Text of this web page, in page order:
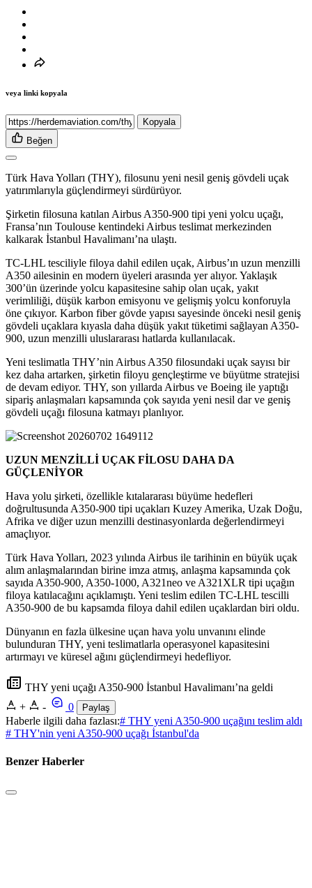
veya linki kopyala
Kopyala
Beğen
Türk Hava Yolları (THY), filosunu yeni nesil geniş gövdeli uçak
yatırımlarıyla güçlendirmeyi sürdürüyor.
Şirketin filosuna katılan Airbus A350-900 tipi yeni yolcu uçağı,
Fransa’nın Toulouse kentindeki Airbus teslimat merkezinden
kalkarak İstanbul Havalimanı’na ulaştı.
TC-LHL tesciliyle filoya dahil edilen uçak, Airbus’ın uzun menzilli
A350 ailesinin en modern üyeleri arasında yer alıyor. Yaklaşık
300’ün üzerinde yolcu kapasitesine sahip olan uçak, yakıt
verimliliği, düşük karbon emisyonu ve gelişmiş yolcu konforuyla
öne çıkıyor. Karbon fiber gövde yapısı sayesinde önceki nesil geniş
gövdeli uçaklara kıyasla daha düşük yakıt tüketimi sağlayan A350-
900, uzun menzilli uluslararası hatlarda kullanılacak.
Yeni teslimatla THY’nin Airbus A350 filosundaki uçak sayısı bir
kez daha artarken, şirketin filoyu gençleştirme ve büyütme stratejisi
de devam ediyor. THY, son yıllarda Airbus ve Boeing ile yaptığı
sipariş anlaşmaları kapsamında çok sayıda yeni nesil dar ve geniş
gövdeli uçağı filosuna katmayı planlıyor.
UZUN MENZİLLİ UÇAK FİLOSU DAHA DA
GÜÇLENİYOR
Hava yolu şirketi, özellikle kıtalararası büyüme hedefleri
doğrultusunda A350-900 tipi uçakları Kuzey Amerika, Uzak Doğu,
Afrika ve diğer uzun menzilli destinasyonlarda değerlendirmeyi
amaçlıyor.
Türk Hava Yolları, 2023 yılında Airbus ile tarihinin en büyük uçak
alım anlaşmalarından birine imza atmış, anlaşma kapsamında çok
sayıda A350-900, A350-1000, A321neo ve A321XLR tipi uçağın
filoya katılacağını açıklamıştı. Yeni teslim edilen TC-LHL tescilli
A350-900 de bu kapsamda filoya dahil edilen uçaklardan biri oldu.
Dünyanın en fazla ülkesine uçan hava yolu unvanını elinde
bulunduran THY, yeni teslimatlarla operasyonel kapasitesini
artırmayı ve küresel ağını güçlendirmeyi hedefliyor.
THY yeni uçağı A350-900 İstanbul Havalimanı’na geldi
+
- 0 Paylaş
Haberle ilgili daha fazlası:# THY yeni A350-900 uçağını teslim aldı
# THY'nin yeni A350-900 uçağı İstanbul'da
Benzer Haberler